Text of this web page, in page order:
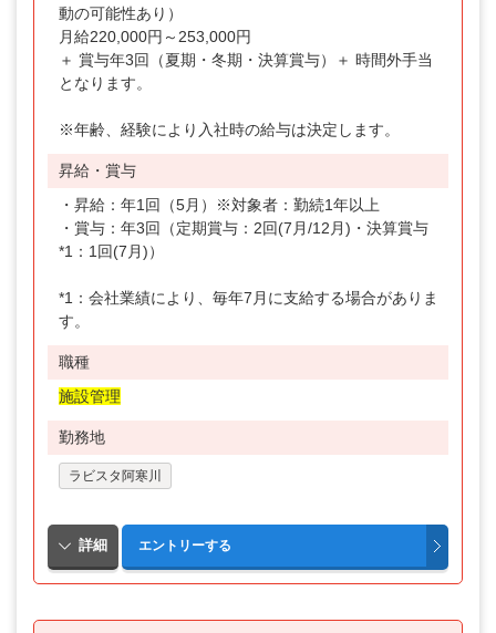
動の可能性あり）
月給220,000円～253,000円
＋ 賞与年3回（夏期・冬期・決算賞与）＋ 時間外手当
となります。
※年齢、経験により入社時の給与は決定します。
昇給・賞与
・昇給：年1回（5月）※対象者：勤続1年以上
・賞与：年3回（定期賞与：2回(7月/12月)・決算賞与
*1：1回(7月)）
*1：会社業績により、毎年7月に支給する場合がありま
す。
職種
施設管理
勤務地
ラビスタ阿寒川